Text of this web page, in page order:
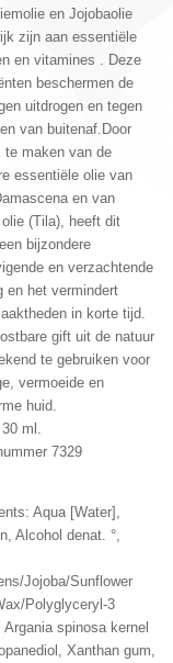
en Jojobaolie
zijn aan essentiële
en vitamines . Deze
beschermen de
uitdrogen en tegen
van buitenaf.Door
te maken van de
essentiële olie van
en van
(Tila), heeft dit
bijzondere
en verzachtende
en het vermindert
in korte tijd.
gift uit de natuur
te gebruiken voor
vermoeide en
huid.
ml.
7329
Aqua [Water],
Alcohol denat. °,
Jojoba/Sunflower
Polyglyceryl-3
Argania spinosa kernel
Xanthan gum,